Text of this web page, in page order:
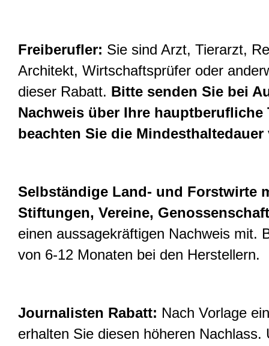
Freiberufler: Sie sind Arzt, Tierarzt,
Architekt, Wirtschaftsprüfer oder
dieser Rabatt. Bitte senden Sie bei
Nachweis über Ihre
beachten Sie die
Selbständige Land- und Forstwirte
Stiftungen, Vereine,
einen aussagekräftigen Nachweis mit.
von 6-12 Monaten bei den Herstellern.
Journalisten Rabatt: Nach Vorlage
erhalten Sie diesen höheren